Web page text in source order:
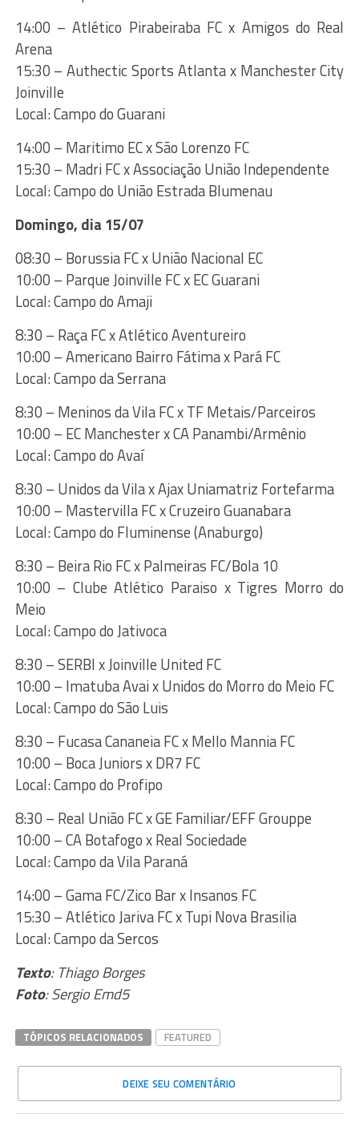
14:00 – Atlético Pirabeiraba FC x Amigos do Real
Arena
15:30 – Authectic Sports Atlanta x Manchester City
Joinville
Local: Campo do Guarani
14:00 – Maritimo EC x São Lorenzo FC
15:30 – Madri FC x Associação União Independente
Local: Campo do União Estrada Blumenau
Domingo, dia 15/07
08:30 – Borussia FC x União Nacional EC
10:00 – Parque Joinville FC x EC Guarani
Local: Campo do Amaji
8:30 – Raça FC x Atlético Aventureiro
10:00 – Americano Bairro Fátima x Pará FC
Local: Campo da Serrana
8:30 – Meninos da Vila FC x TF Metais/Parceiros
10:00 – EC Manchester x CA Panambi/Armênio
Local: Campo do Avaí
8:30 – Unidos da Vila x Ajax Uniamatriz Fortefarma
10:00 – Mastervilla FC x Cruzeiro Guanabara
Local: Campo do Fluminense (Anaburgo)
8:30 – Beira Rio FC x Palmeiras FC/Bola 10
10:00 – Clube Atlético Paraiso x Tigres Morro do
Meio
Local: Campo do Jativoca
8:30 – SERBI x Joinville United FC
10:00 – Imatuba Avai x Unidos do Morro do Meio FC
Local: Campo do São Luis
8:30 – Fucasa Cananeia FC x Mello Mannia FC
10:00 – Boca Juniors x DR7 FC
Local: Campo do Profipo
8:30 – Real União FC x GE Familiar/EFF Grouppe
10:00 – CA Botafogo x Real Sociedade
Local: Campo da Vila Paraná
14:00 – Gama FC/Zico Bar x Insanos FC
15:30 – Atlético Jariva FC x Tupi Nova Brasilia
Local: Campo da Sercos
Texto: Thiago Borges
Foto: Sergio Emd5
TÓPICOS RELACIONADOS FEATURED
DEIXE SEU COMENTÁRIO